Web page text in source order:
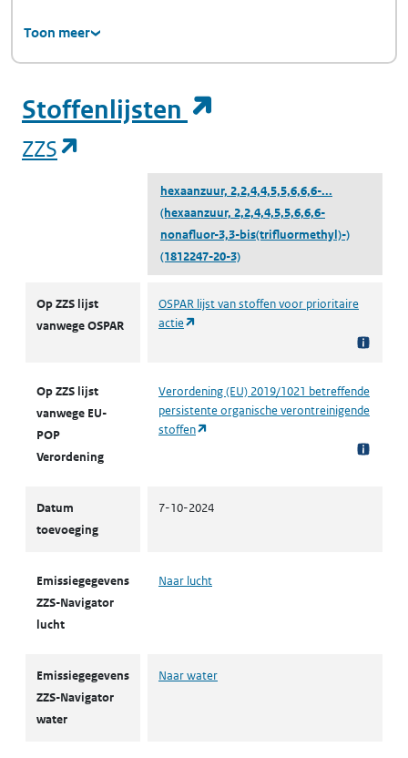
Toon meer
Stoffenlijsten
ZZS
hexaanzuur, 2,2,4,4,5,5,6,6,6-...
(hexaanzuur, 2,2,4,4,5,5,6,6,6-
nonafluor-3,3-bis(trifluormethyl)-)
(1812247-20-3)
Op ZZS lijst
vanwege OSPAR
OSPAR lijst van stoffen voor prioritaire
actie
Op ZZS lijst
vanwege EU-
POP
Verordening
Verordening (EU) 2019/1021 betreffende
persistente organische verontreinigende
stoffen
Datum
toevoeging
7-10-2024
Emissiegegevens
ZZS-Navigator
lucht
Naar lucht
Emissiegegevens
ZZS-Navigator
water
Naar water